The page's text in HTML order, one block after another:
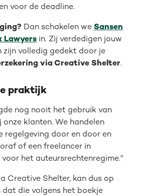
voor de deadline.
Dan schakelen we Sansen
Lawyers in. Zij verdedigen jouw
zijn volledig gedekt door je
via Creative Shelter.
praktijk
nog nooit het gebruik van
klanten. We handelen
regelgeving door en door en
of een freelancer in
het auteursrechtenregime."
Creative Shelter, kan dus op
dat die volgens het boekje